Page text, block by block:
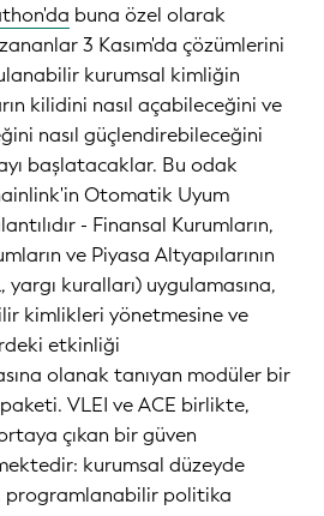
buna özel olarak
3 Kasım'da çözümlerini
kurumsal kimliğin
kilidini nasıl açabileceğini ve
nasıl güçlendirebileceğini
başlatacaklar. Bu odak
Otomatik Uyum
- Finansal Kurumların,
ve Piyasa Altyapılarının
yargı kuralları) uygulamasına,
kimlikleri yönetmesine ve
etkinliği
olanak tanıyan modüler bir
VLEI ve ACE birlikte,
çıkan bir güven
kurumsal düzeyde
politika